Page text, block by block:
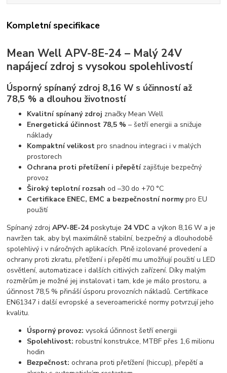
Kompletní specifikace
Mean Well APV-8E-24 – Malý 24V
napájecí zdroj s vysokou spolehlivostí
Úsporný spínaný zdroj 8,16 W s účinností až
78,5 % a dlouhou životností
Kvalitní spínaný zdroj značky Mean Well
Energetická účinnost 78,5 % – šetří energii a snižuje
náklady
Kompaktní velikost pro snadnou integraci i v malých
prostorech
Ochrana proti přetížení i přepětízajišťuje bezpečný
provoz
Široký teplotní rozsah od –30 do +70 °C
Certifikace ENEC, EMC a bezpečnostní normypro EU
použití
Spínaný zdrojAPV-8E-24 poskytuje 24 VDC a výkon 8,16 W a je
navržen tak, aby byl maximálně stabilní, bezpečný a dlouhodobě
spolehlivý i v náročných aplikacích. Plně izolované provedení a
ochrany proti zkratu, přetížení i přepětí mu umožňují použití u LED
osvětlení, automatizace i dalších citlivých zařízení. Díky malým
rozměrům je možné jej instalovat i tam, kde je málo prostoru, a
účinnost 78,5 % přináší úsporu provozních nákladů. Certifikace
EN61347 i další evropské a severoamerické normy potvrzují jeho
kvalitu.
Úsporný provoz: vysoká účinnost šetří energii
Spolehlivost: robustní konstrukce, MTBF přes 1,6 milionu
hodin
Bezpečnost: ochrana proti přetížení (hiccup), přepětí a